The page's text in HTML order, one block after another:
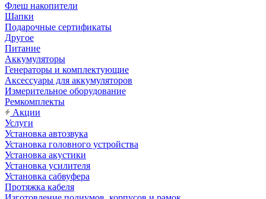
Флеш накопители
Шапки
Подарочные сертификаты
Другое
Питание
Аккумуляторы
Генераторы и комплектующие
Аксессуары для аккумуляторов
Измерительное оборудование
Ремкомплекты
Акции
Услуги
Установка автозвука
Установка головного устройства
Установка акустики
Установка усилителя
Установка сабвуфера
Протяжка кабеля